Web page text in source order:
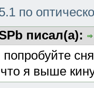
по
писал(а):
я выше